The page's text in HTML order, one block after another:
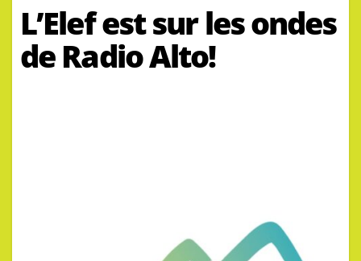
L’Elef est sur les ondes
de Radio Alto!